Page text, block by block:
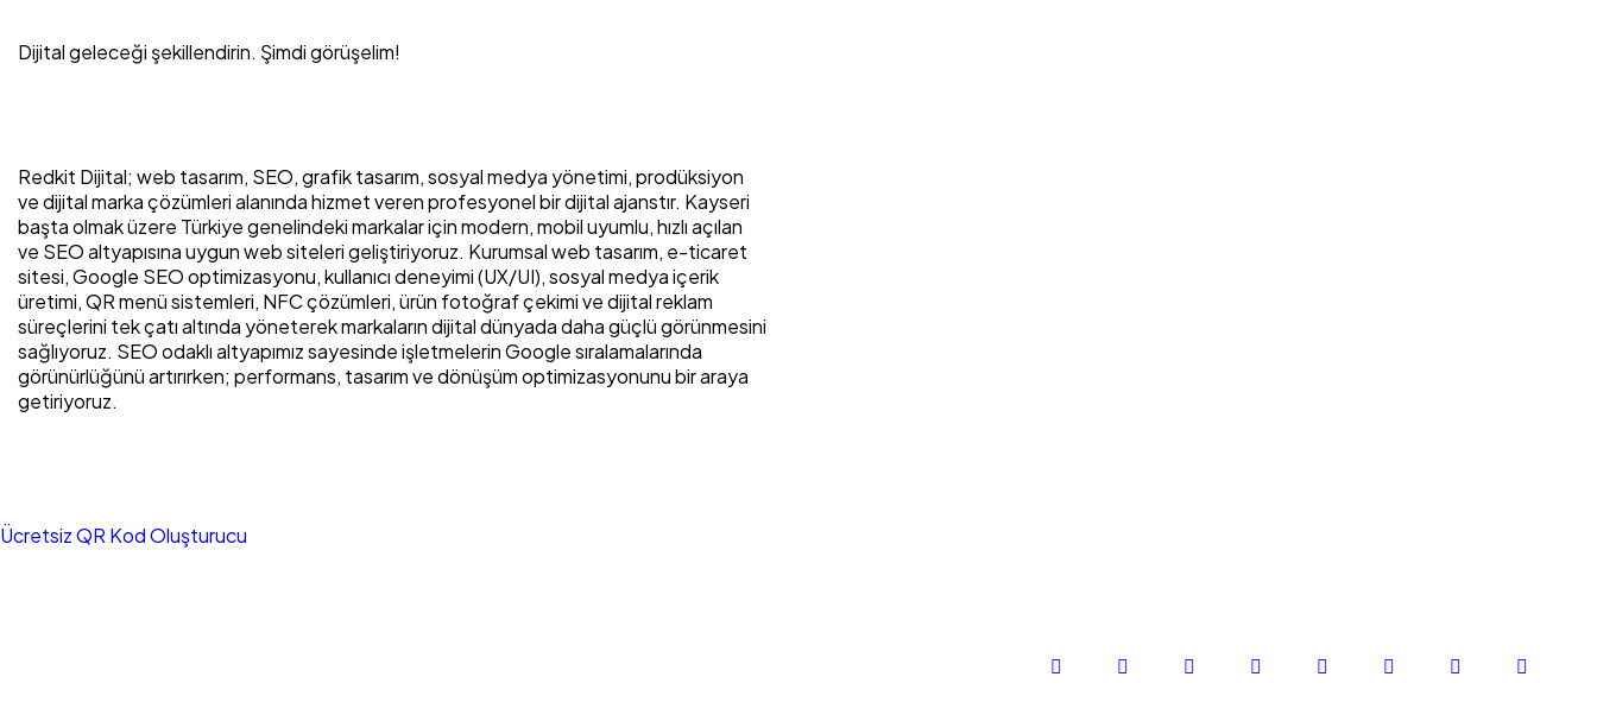
Dijital geleceği şekillendirin. Şimdi görüşelim!
Redkit Dijital; web tasarım, SEO, grafik tasarım, sosyal medya yönetimi, prodüksiyon
ve dijital marka çözümleri alanında hizmet veren profesyonel bir dijital ajanstır. Kayseri
başta olmak üzere Türkiye genelindeki markalar için modern, mobil uyumlu, hızlı açılan
ve SEO altyapısına uygun web siteleri geliştiriyoruz. Kurumsal web tasarım, e-ticaret
sitesi, Google SEO optimizasyonu, kullanıcı deneyimi (UX/UI), sosyal medya içerik
üretimi, QR menü sistemleri, NFC çözümleri, ürün fotoğraf çekimi ve dijital reklam
süreçlerini tek çatı altında yöneterek markaların dijital dünyada daha güçlü görünmesini
sağlıyoruz. SEO odaklı altyapımız sayesinde işletmelerin Google sıralamalarında
görünürlüğünü artırırken; performans, tasarım ve dönüşüm optimizasyonunu bir araya
getiriyoruz.
Ücretsiz QR Kod Oluşturucu